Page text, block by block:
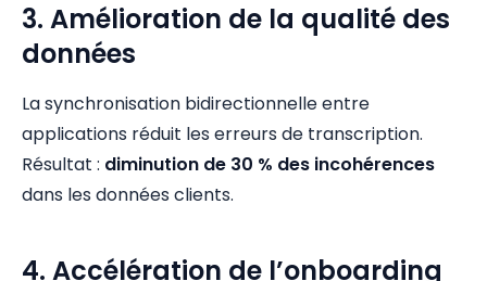
3. Amélioration de la qualité des
données
La synchronisation bidirectionnelle entre
applications réduit les erreurs de transcription.
Résultat : diminution de 30 % des incohérences
dans les données clients.
4. Accélération de l’onboarding